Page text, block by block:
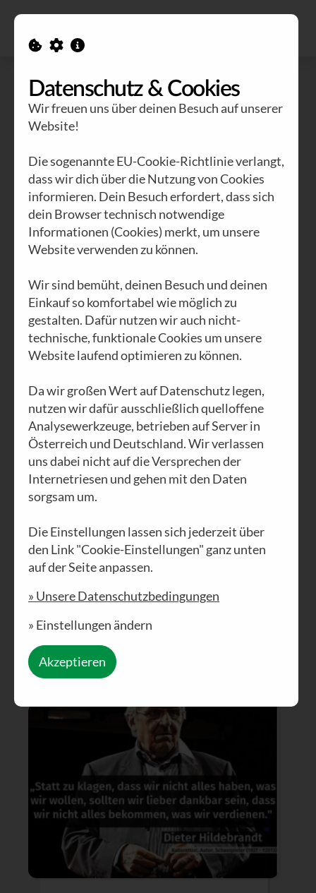
Nr. 65a | Dezember 2023
Wir sind eine
Menschheitsfamilie
PDF DOWNLOAD
Datenschutz & Cookies
Wir freuen uns über deinen Besuch auf unserer
Website!
Die sogenannte EU-Cookie-Richtlinie verlangt,
dass wir dich über die Nutzung von Cookies
informieren. Dein Besuch erfordert, dass sich
dein Browser technisch notwendige
Informationen (Cookies) merkt, um unsere
Website verwenden zu können.
Wir sind bemüht, deinen Besuch und deinen
Einkauf so komfortabel wie möglich zu
gestalten. Dafür nutzen wir auch nicht-
technische, funktionale Cookies um unsere
Website laufend optimieren zu können.
Da wir großen Wert auf Datenschutz legen,
nutzen wir dafür ausschließlich quelloffene
Analysewerkzeuge, betrieben auf Server in
Österreich und Deutschland. Wir verlassen
uns dabei nicht auf die Versprechen der
Internetriesen und gehen mit den Daten
sorgsam um.
Die Einstellungen lassen sich jederzeit über
den Link "Cookie-Einstellungen" ganz unten
auf der Seite anpassen.
» Unsere Datenschutzbedingungen
» Einstellungen ändern
Akzeptieren